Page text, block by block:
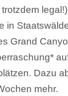
in
Grand
Dazu
mehr.